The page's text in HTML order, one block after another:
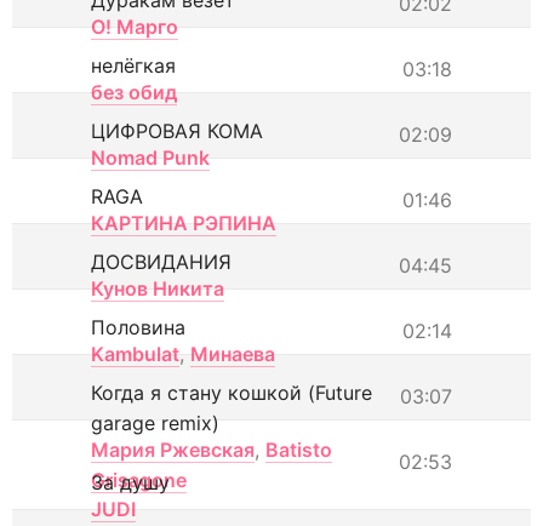
О! Марго
03:18
нелёгкая
без обид
02:09
ЦИФРОВАЯ КОМА
Nomad Punk
01:46
RAGA
КАРТИНА РЭПИНА
04:45
ДОСВИДАНИЯ
Кунов Никита
02:14
Половина
Kambulat, Минаева
03:07
Когда я стану кошкой (Future
garage remix)
Мария Ржевская, Batisto
Grisagone
02:53
За душу
JUDI